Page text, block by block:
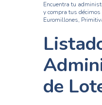
Encuentra tu
y compra tus
Euromillones,
de